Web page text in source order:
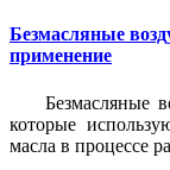
Безмасляные
применение
Безмасляные
которые
масла в процессе